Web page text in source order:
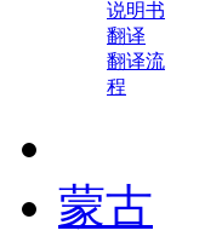
说明书
翻译
翻译流
程
蒙古